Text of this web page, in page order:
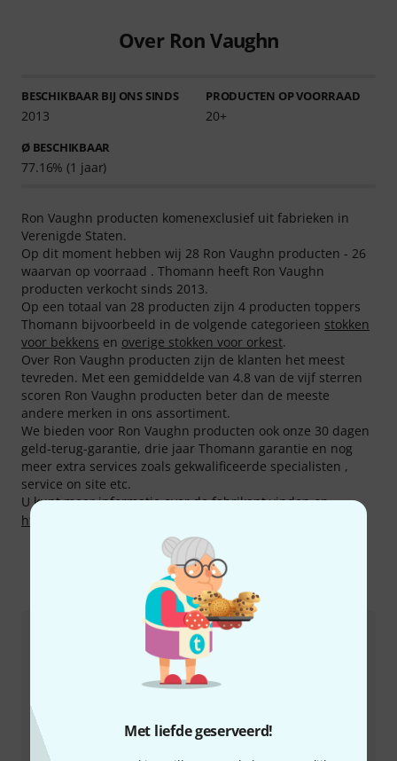
Met liefde geserveerd!
Over Ron Vaughn
BESCHIKBAAR BIJ ONS SINDS
2013
PRODUCTEN OP VOORRAAD
20+
Ø BESCHIKBAAR
77.16% (1 jaar)
Ron Vaughn producten komenexclusief uit fabrieken in
Verenigde Staten.
Op dit moment hebben wij 28 Ron Vaughn producten - 26
waarvan op voorraad . Thomann heeft Ron Vaughn
producten verkocht sinds 2013.
Op een totaal van 28 producten zijn 4 producten toppers
Thomann bijvoorbeeld in de volgende categorieen stokken
voor bekkens en overige stokken voor orkest.
Over Ron Vaughn producten zijn de klanten het meest
tevreden. Met een gemiddelde van 4.8 van de vijf sterren
scoren Ron Vaughn producten beter dan de meeste
andere merken in ons assortiment.
We bieden voor Ron Vaughn producten ook onze 30 dagen
geld-terug-garantie, drie jaar Thomann garantie en nog
meer extra services zoals gekwalificeerde specialisten ,
service on site etc.
U kunt meer informatie over de fabrikant vinden op
http://www.ronvaughn.net/
Zo kunt u ons contacteren
Klantenservice Nederland